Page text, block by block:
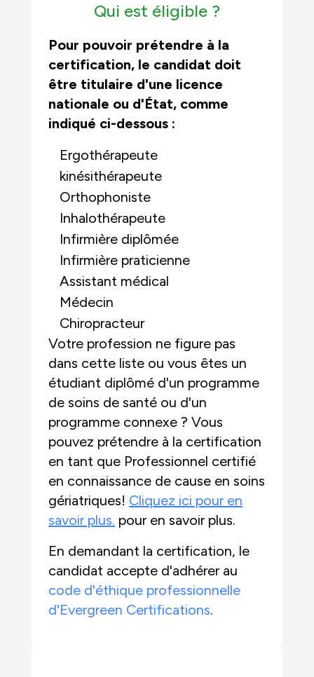
Qui est éligible ?
Pour pouvoir prétendre à la
certification, le candidat doit
être titulaire d'une licence
nationale ou d'État, comme
indiqué ci-dessous :
Ergothérapeute
kinésithérapeute
Orthophoniste
Inhalothérapeute
Infirmière diplômée
Infirmière praticienne
Assistant médical
Médecin
Chiropracteur
Votre profession ne figure pas
dans cette liste ou vous êtes un
étudiant diplômé d'un programme
de soins de santé ou d'un
programme connexe ? Vous
pouvez prétendre à la certification
en tant que Professionnel certifié
en connaissance de cause en soins
gériatriques! Cliquez ici pour en
savoir plus. pour en savoir plus.
En demandant la certification, le
candidat accepte d'adhérer au
code d'éthique professionnelle
d'Evergreen Certifications.